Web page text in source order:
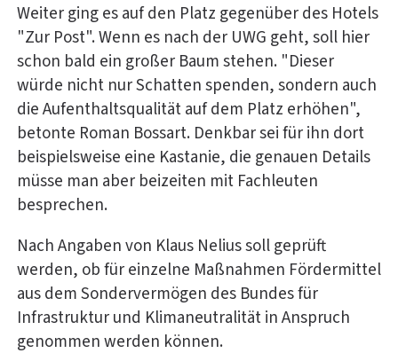
Weiter ging es auf den Platz gegenüber des Hotels
"Zur Post". Wenn es nach der UWG geht, soll hier
schon bald ein großer Baum stehen. "Dieser
würde nicht nur Schatten spenden, sondern auch
die Aufenthaltsqualität auf dem Platz erhöhen",
betonte Roman Bossart. Denkbar sei für ihn dort
beispielsweise eine Kastanie, die genauen Details
müsse man aber beizeiten mit Fachleuten
besprechen.
Nach Angaben von Klaus Nelius soll geprüft
werden, ob für einzelne Maßnahmen Fördermittel
aus dem Sondervermögen des Bundes für
Infrastruktur und Klimaneutralität in Anspruch
genommen werden können.